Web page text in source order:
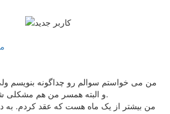
من می خواستم سوالم رو چداگونه بنویسم
و البته همسر من هم مشکلی شبیه به ایشون دارن.
من بیشتر از یک ماه هست که عقد کردم. به